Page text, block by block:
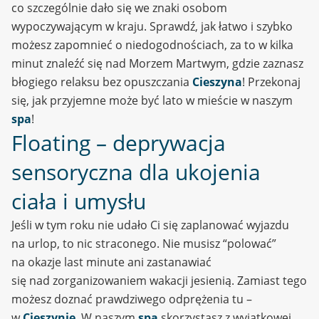
co szczególnie dało się we znaki osobom
wypoczywającym w kraju. Sprawdź, jak łatwo i szybko
możesz zapomnieć o niedogodnościach, za to w kilka
minut znaleźć się nad Morzem Martwym, gdzie zaznasz
błogiego relaksu bez opuszczania Cieszyna! Przekonaj
się, jak przyjemne może być lato w mieście w naszym
spa!
Floating – deprywacja
sensoryczna dla ukojenia
ciała i umysłu
Jeśli w tym roku nie udało Ci się zaplanować wyjazdu
na urlop, to nic straconego. Nie musisz “polować”
na okazje last minute ani zastanawiać
się nad zorganizowaniem wakacji jesienią. Zamiast tego
możesz doznać prawdziwego odprężenia tu –